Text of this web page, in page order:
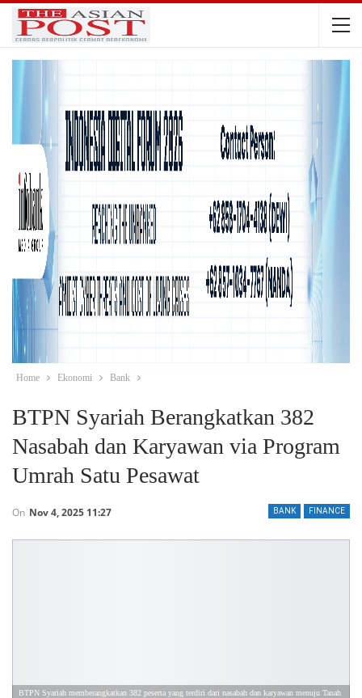
Home Ekonomi Bank
BTPN Syariah Berangkatkan 382
Nasabah dan Karyawan via Program
Umrah Satu Pesawat
BANK FINANCE
On Nov 4, 2025 11:27
BTPN Syariah memberangkatkan 382 peserta yang terdiri dari nasabah dan karyawan menuju Tanah